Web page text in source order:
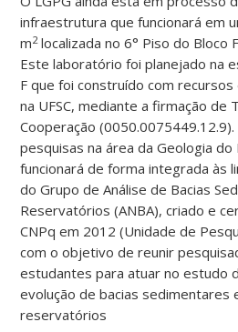
infraestrutura que funcionará em
m2localizada no 6° Piso do Bloco
Este laboratório foi planejado na
F que foi construído com recursos
na UFSC, mediante a firmação de
Cooperação (0050.0075449.12.9).
pesquisas na área da Geologia
funcionará de forma integrada às
do Grupo de Análise de Bacias
Reservatórios (ANBA), criado e
CNPq em 2012 (Unidade de
com o objetivo de reunir
estudantes para atuar no estudo
evolução de bacias sedimentares
reservatórios